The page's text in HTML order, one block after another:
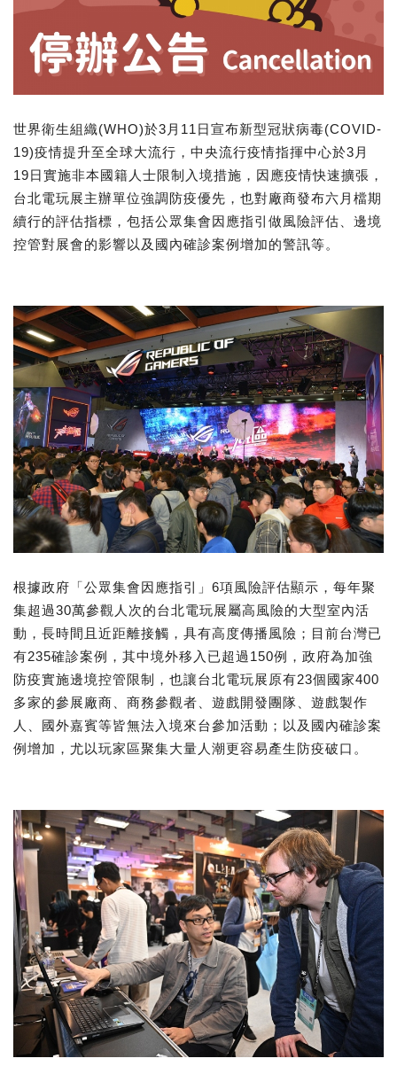
世界衛生組織(WHO)於3月11日宣布新型冠狀病毒(COVID-
19)疫情提升至全球大流行，中央流行疫情指揮中心於3月
19日實施非本國籍人士限制入境措施，因應疫情快速擴張，
台北電玩展主辦單位強調防疫優先，也對廠商發布六月檔期
續行的評估指標，包括公眾集會因應指引做風險評估、邊境
控管對展會的影響以及國內確診案例增加的警訊等。
根據政府「公眾集會因應指引」6項風險評估顯示，每年聚
集超過30萬參觀人次的台北電玩展屬高風險的大型室內活
動，長時間且近距離接觸，具有高度傳播風險；目前台灣已
有235確診案例，其中境外移入已超過150例，政府為加強
防疫實施邊境控管限制，也讓台北電玩展原有23個國家400
多家的參展廠商、商務參觀者、遊戲開發團隊、遊戲製作
人、國外嘉賓等皆無法入境來台參加活動；以及國內確診案
例增加，尤以玩家區聚集大量人潮更容易產生防疫破口。